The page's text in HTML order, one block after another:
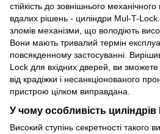
стійкість до зовнішнього
вдалих рішень - циліндри Mul-T-
зломів механізми, що володіють
Вони мають тривалий термін
повсякденному застосуванні.
Lock для вхідних дверей, ви зможете
від крадіжки і несанкціонованого
пристрою цілком виправдана.
У чому особливість
Високий ступінь секретності такого